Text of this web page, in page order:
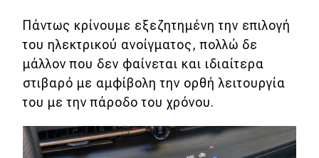
Πάντως κρίνουμε εξεζητημένη την επιλογή
του ηλεκτρικού ανοίγματος, πολλώ δε
μάλλον που δεν φαίνεται και ιδιαίτερα
στιβαρό με αμφίβολη την ορθή λειτουργία
του με την πάροδο του χρόνου.